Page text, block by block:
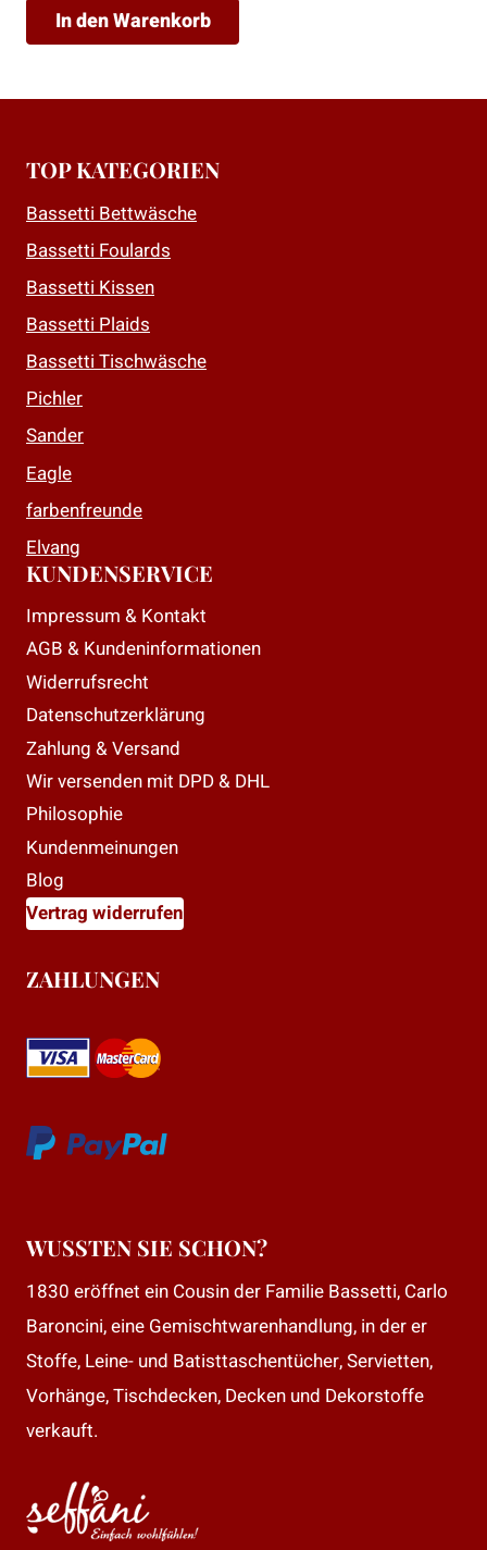
In den Warenkorb
TOP KATEGORIEN
Bassetti Bettwäsche
Bassetti Foulards
Bassetti Kissen
Bassetti Plaids
Bassetti Tischwäsche
Pichler
Sander
Eagle
farbenfreunde
Elvang
KUNDENSERVICE
Impressum & Kontakt
AGB & Kundeninformationen
Widerrufsrecht
Datenschutzerklärung
Zahlung & Versand
Wir versenden mit DPD & DHL
Philosophie
Kundenmeinungen
Blog
Vertrag widerrufen
ZAHLUNGEN
WUSSTEN SIE SCHON?
1830 eröffnet ein Cousin der Familie Bassetti, Carlo
Baroncini, eine Gemischtwarenhandlung, in der er
Stoffe, Leine- und Batisttaschentücher, Servietten,
Vorhänge, Tischdecken, Decken und Dekorstoffe
verkauft.